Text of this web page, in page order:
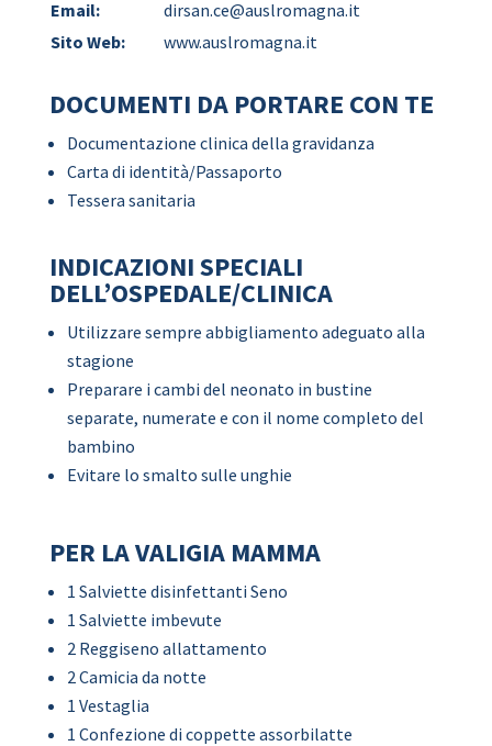
Email:
dirsan.ce@auslromagna.it
Sito Web:
www.auslromagna.it
DOCUMENTI DA PORTARE CON TE
Documentazione clinica della gravidanza
Carta di identità/Passaporto
Tessera sanitaria
INDICAZIONI SPECIALI
DELL’OSPEDALE/CLINICA
Utilizzare sempre abbigliamento adeguato alla
stagione
Preparare i cambi del neonato in bustine
separate, numerate e con il nome completo del
bambino
Evitare lo smalto sulle unghie
PER LA VALIGIA MAMMA
1 Salviette disinfettanti Seno
1 Salviette imbevute
2 Reggiseno allattamento
2 Camicia da notte
1 Vestaglia
1 Confezione di coppette assorbilatte